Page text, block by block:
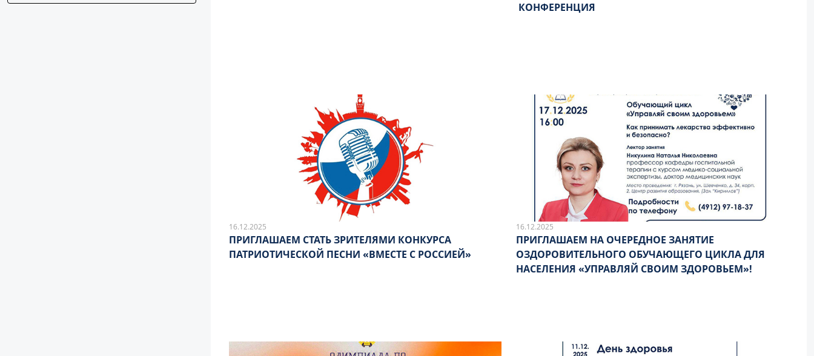
КОНФЕРЕНЦИЯ
16.12.2025
ПРИГЛАШАЕМ СТАТЬ ЗРИТЕЛЯМИ КОНКУРСА
ПАТРИОТИЧЕСКОЙ ПЕСНИ «ВМЕСТЕ С РОССИЕЙ»
16.12.2025
ПРИГЛАШАЕМ НА ОЧЕРЕДНОЕ ЗАНЯТИЕ
ОЗДОРОВИТЕЛЬНОГО ОБУЧАЮЩЕГО ЦИКЛА ДЛЯ
НАСЕЛЕНИЯ «УПРАВЛЯЙ СВОИМ ЗДОРОВЬЕМ»!